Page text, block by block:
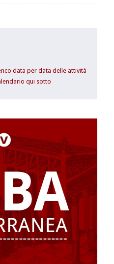
data per data delle attività
qui sotto